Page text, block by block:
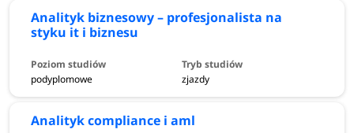
Analityk biznesowy – profesjonalista na
styku it i biznesu
podyplomowe zjazdy
Analityk compliance i aml